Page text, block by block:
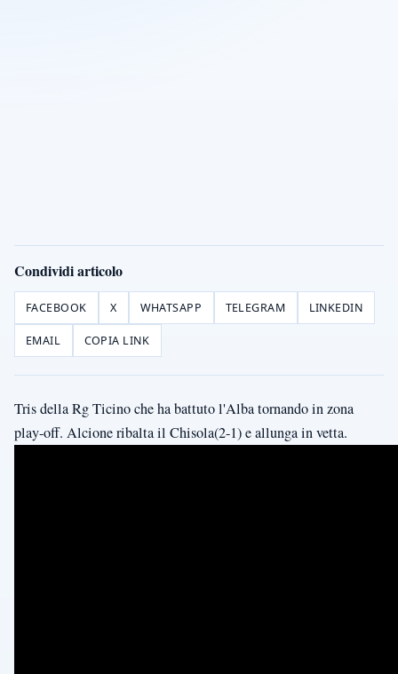
Condividi articolo
FACEBOOK X WHATSAPP TELEGRAM LINKEDIN
EMAIL COPIA LINK
Tris della Rg Ticino che ha battuto l'Alba tornando in zona
play-off. Alcione ribalta il Chisola(2-1) e allunga in vetta.